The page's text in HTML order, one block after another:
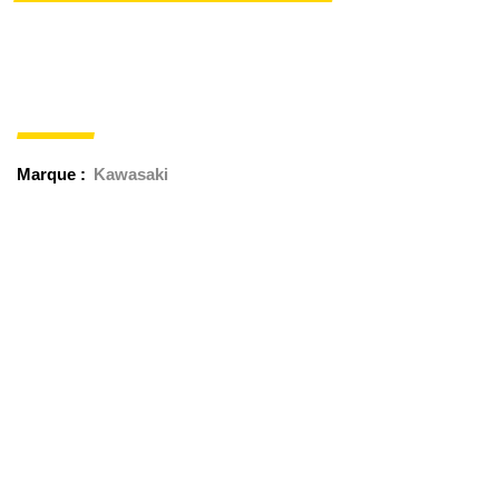
Marque : Kawasaki